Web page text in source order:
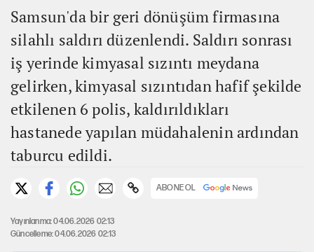
Samsun'da bir geri dönüşüm firmasına
silahlı saldırı düzenlendi. Saldırı sonrası
iş yerinde kimyasal sızıntı meydana
gelirken, kimyasal sızıntıdan hafif şekilde
etkilenen 6 polis, kaldırıldıkları
hastanede yapılan müdahalenin ardından
taburcu edildi.
ABONE OL
Yayınlanma: 04.06.2026 02:13
Güncelleme: 04.06.2026 02:13